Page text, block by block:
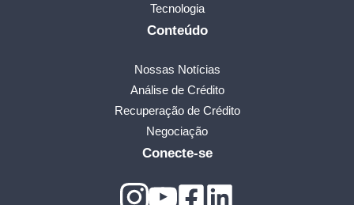
Tecnologia
Conteúdo
Nossas Notícias
Análise de Crédito
Recuperação de Crédito
Negociação
Conecte-se